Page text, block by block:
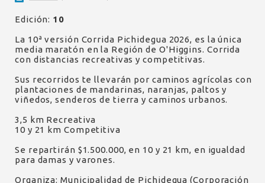
Edición: 10
La 10ª versión Corrida Pichidegua 2026, es la única
media maratón en la Región de O'Higgins. Corrida
con distancias recreativas y competitivas.
Sus recorridos te llevarán por caminos agrícolas con
plantaciones de mandarinas, naranjas, paltos y
viñedos, senderos de tierra y caminos urbanos.
3,5 km Recreativa
10 y 21 km Competitiva
Se repartirán $1.500.000, en 10 y 21 km, en igualdad
para damas y varones.
Organiza: Municipalidad de Pichidegua (Corporación